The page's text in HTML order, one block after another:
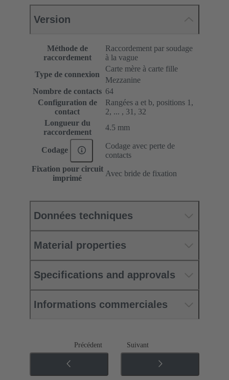
Version
Méthode de
raccordement
Raccordement par soudage
à la vague
Type de connexion
Carte mère à carte fille
Mezzanine
Nombre de contacts 64
Configuration de
contact
Rangées a et b, positions 1,
2, ... , 31, 32
Longueur du
raccordement
4.5 mm
Codage
Codage avec perte de
contacts
Fixation pour circuit
imprimé
Avec bride de fixation
Données techniques
Material properties
Specifications and approvals
Informations commerciales
Précédent Suivant